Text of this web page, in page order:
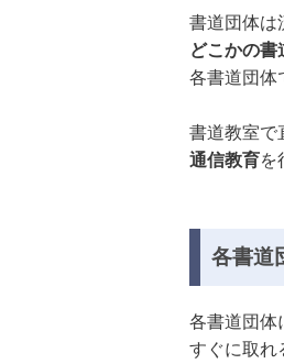
書道団体は
どこかの書
各書道団体
書道教室で
通信教育を
各書道
各書道団体
すぐに取れ